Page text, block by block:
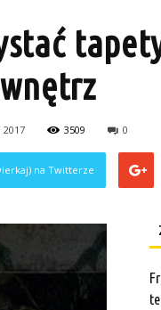
2017 3509 0
na Twitterze